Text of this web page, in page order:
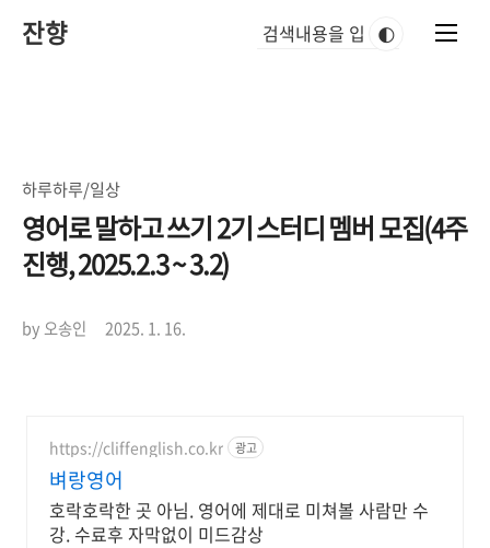
잔향 🌓
하루하루/일상
영어로 말하고 쓰기 2기 스터디 멤버 모집(4주
진행, 2025.2.3 ~ 3.2)
by 오송인 2025. 1. 16.
https://cliffenglish.co.kr 광고
벼랑영어
호락호락한 곳 아님. 영어에 제대로 미쳐볼 사람만 수
강. 수료후 자막없이 미드감상